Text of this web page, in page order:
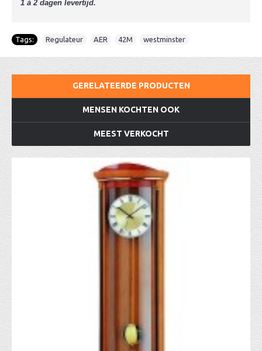
1 á 2 dagen levertijd.
Tags: Regulateur AER 42M westminster
GERELATEERDE PRODUCTEN
MENSEN KOCHTEN OOK
MEEST VERKOCHT